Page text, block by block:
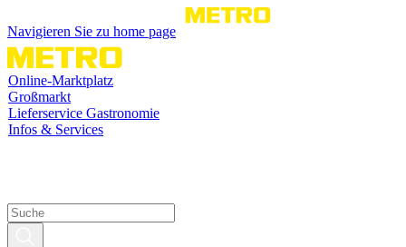
Navigieren Sie zu home page
Online-Marktplatz
Großmarkt
Lieferservice Gastronomie
Infos & Services